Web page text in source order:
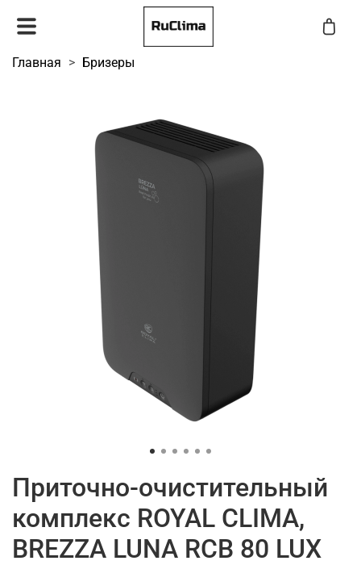
Главная Бризеры
Приточно-очистительный
комплекс ROYAL CLIMA,
BREZZA LUNA RCB 80 LUX